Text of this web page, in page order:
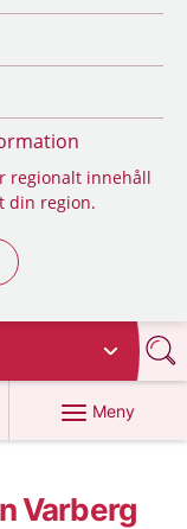
regionalt innehåll
din region.
Meny
Varberg